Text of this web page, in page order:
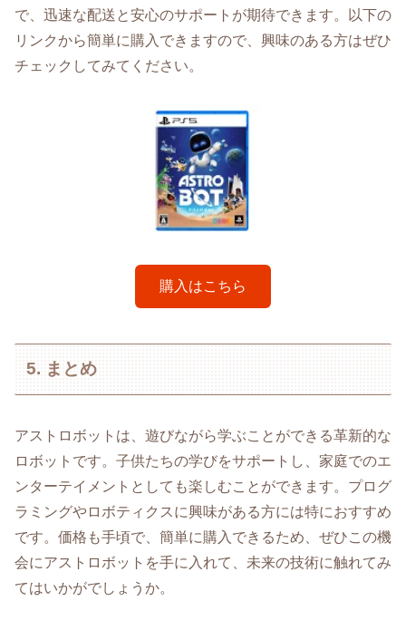
で、迅速な配送と安心のサポートが期待できます。以下の
リンクから簡単に購入できますので、興味のある方はぜひ
チェックしてみてください。
購入はこちら
5. まとめ
アストロボットは、遊びながら学ぶことができる革新的な
ロボットです。子供たちの学びをサポートし、家庭でのエ
ンターテイメントとしても楽しむことができます。プログ
ラミングやロボティクスに興味がある方には特におすすめ
です。価格も手頃で、簡単に購入できるため、ぜひこの機
会にアストロボットを手に入れて、未来の技術に触れてみ
てはいかがでしょうか。